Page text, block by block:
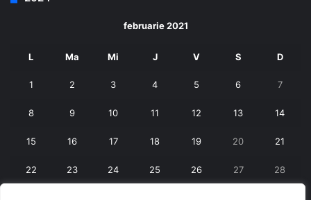
februarie 2021
L Ma Mi J V S D
1 2 3 4 5 6 7
8 9 10 11 12 13 14
15 16 17 18 19 20 21
22 23 24 25 26 27 28